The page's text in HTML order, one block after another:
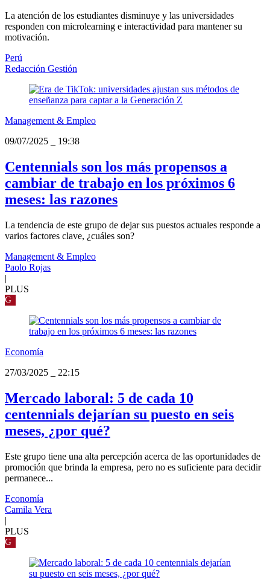
La atención de los estudiantes disminuye y las universidades
responden con microlearning e interactividad para mantener su
motivación.
Perú
Redacción Gestión
Management & Empleo
09/07/2025
19:38
Centennials son los más propensos a
cambiar de trabajo en los próximos 6
meses: las razones
La tendencia de este grupo de dejar sus puestos actuales responde a
varios factores clave, ¿cuáles son?
Management & Empleo
Paolo Rojas
|
PLUS
G
Economía
27/03/2025
22:15
Mercado laboral: 5 de cada 10
centennials dejarían su puesto en seis
meses, ¿por qué?
Este grupo tiene una alta percepción acerca de las oportunidades de
promoción que brinda la empresa, pero no es suficiente para decidir
permanece...
Economía
Camila Vera
|
PLUS
G